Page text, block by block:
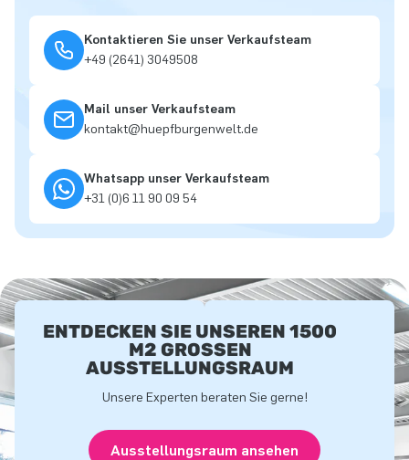
Kontaktieren Sie unser Verkaufsteam
+49 (2641) 3049508
Mail unser Verkaufsteam
kontakt@huepfburgenwelt.de
Whatsapp unser Verkaufsteam
+31 (0)6 11 90 09 54
ENTDECKEN SIE UNSEREN 1500
M2 GROSSEN A
USSTELLUNGSRAUM
Unsere Experten beraten Sie gerne!
Ausstellungsraum ansehen